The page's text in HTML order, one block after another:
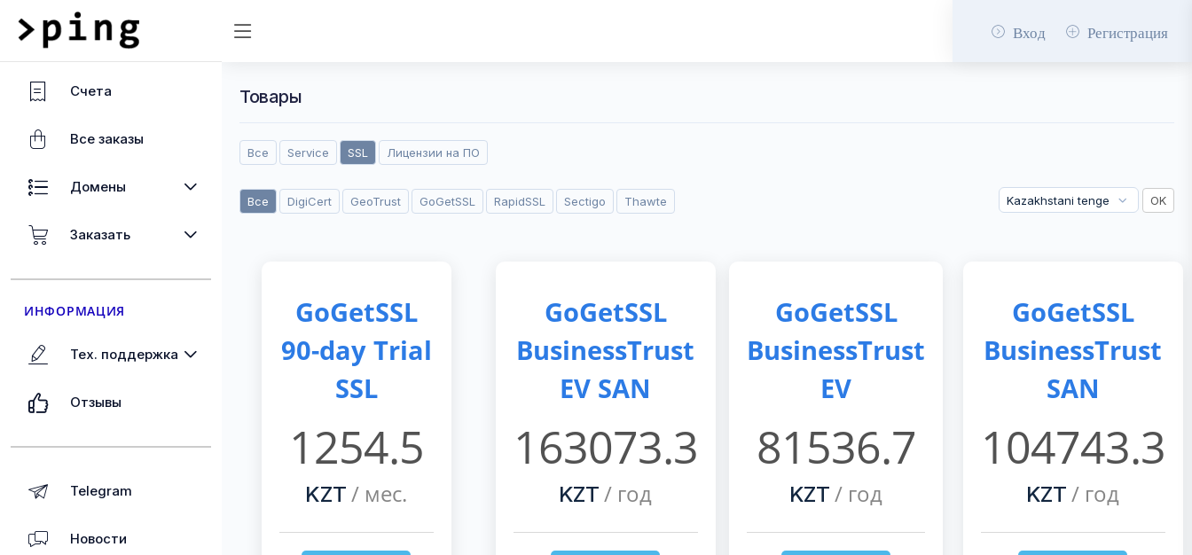
Вход Регистрация
Счета
Все заказы
Домены
Заказать
ИНФОРМАЦИЯ
Тех. поддержка
Отзывы
Telegram
Новости
Товары
Все Service SSL Лицензии на ПО
Все DigiCert GeoTrust GoGetSSL RapidSSL Sectigo Thawte
GoGetSSL
90-day Trial
SSL
1254.5
KZT / мес.
GoGetSSL
BusinessTrust
EV SAN
163073.3
KZT / год
GoGetSSL
BusinessTrust
EV
81536.7
KZT / год
GoGetSSL
BusinessTrust
SAN
104743.3
KZT / год